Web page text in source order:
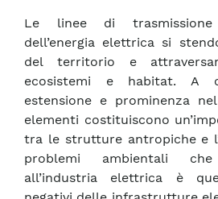
Le linee di
dell’energia elettrica si
del territorio e
ecosistemi e habitat. A
estensione e prominenza
elementi costituiscono
tra le strutture antropiche e
problemi ambientali
all’industria elettrica è